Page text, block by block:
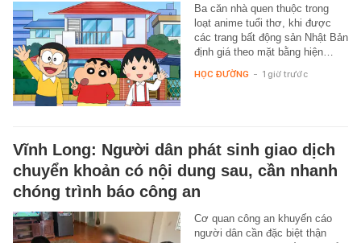
Ba căn nhà quen thuộc trong
loạt anime tuổi thơ, khi được
các trang bất động sản Nhật Bản
định giá theo mặt bằng hiện…
HỌC ĐƯỜNG - 1 giờ trước
Vĩnh Long: Người dân phát sinh giao dịch
chuyển khoản có nội dung sau, cần nhanh
chóng trình báo công an
Cơ quan công an khuyến cáo
người dân cần đặc biệt thận